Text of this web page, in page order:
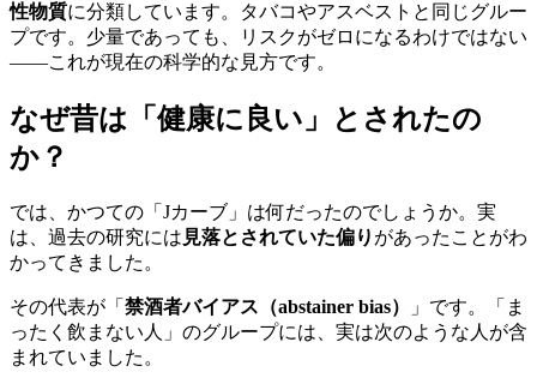
性物質に分類しています。タバコやアスベストと同じグルー
プです。少量であっても、リスクがゼロになるわけではない
——これが現在の科学的な見方です。
なぜ昔は「健康に良い」とされたの
か？
では、かつての「Jカーブ」は何だったのでしょうか。実
は、過去の研究には 見落とされていた偏り があったことがわ
かってきました。
その代表が「 禁酒者バイアス（abstainer bias）
」です。「ま
ったく飲まない人」のグループには、実は次のような人が含
まれていました。